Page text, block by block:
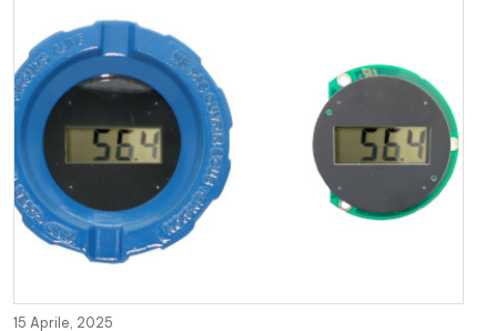
15 Aprile, 2025